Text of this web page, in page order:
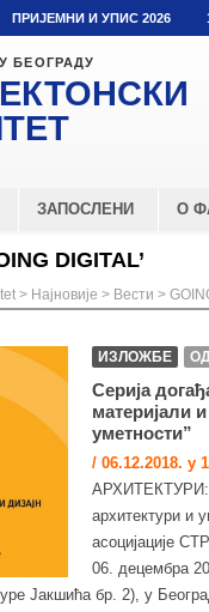
ПРИЈЕМНИ И УПИС 2026
БЕОГРАДУ
ЗАПОСЛЕНИ О
DIGITAL’
> Најновије > Вести >
ИЗЛОЖБЕ
Серија
материјали
уметности”
/ 06.12.2018. у
АРХИТЕКТУРИ:
архитектури и
асоцијације
06. децембра
Јакшића бр. 2), у